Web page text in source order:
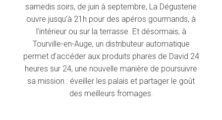
samedis soirs, de juin à septembre, La Dégusterie
ouvre jusqu’à 21h pour des apéros gourmands, à
l’intérieur ou sur la terrasse. Et désormais, à
Tourville-en-Auge, un distributeur automatique
permet d’accéder aux produits phares de David 24
heures sur 24, une nouvelle manière de poursuivre
sa mission : éveiller les palais et partager le goût
des meilleurs fromages.